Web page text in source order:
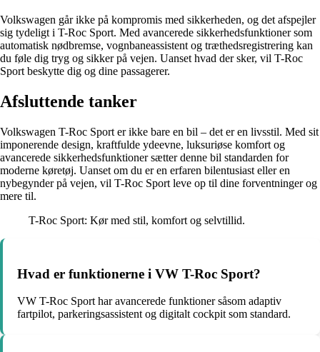
Volkswagen går ikke på kompromis med sikkerheden, og det afspejler
sig tydeligt i T-Roc Sport. Med avancerede sikkerhedsfunktioner som
automatisk nødbremse, vognbaneassistent og træthedsregistrering kan
du føle dig tryg og sikker på vejen. Uanset hvad der sker, vil T-Roc
Sport beskytte dig og dine passagerer.
Afsluttende tanker
Volkswagen T-Roc Sport er ikke bare en bil – det er en livsstil. Med sit
imponerende design, kraftfulde ydeevne, luksuriøse komfort og
avancerede sikkerhedsfunktioner sætter denne bil standarden for
moderne køretøj. Uanset om du er en erfaren bilentusiast eller en
nybegynder på vejen, vil T-Roc Sport leve op til dine forventninger og
mere til.
T-Roc Sport: Kør med stil, komfort og selvtillid.
Hvad er funktionerne i VW T-Roc Sport?
VW T-Roc Sport har avancerede funktioner såsom adaptiv
fartpilot, parkeringsassistent og digitalt cockpit som standard.